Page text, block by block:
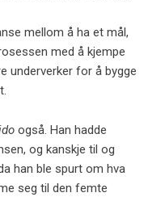
mellom å ha et mål,
med å kjempe
underverker for å bygge
også. Han hadde
og kanskje til og
han ble spurt om hva
seg til den femte